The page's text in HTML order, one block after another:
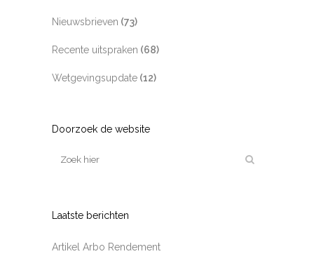
Nieuwsbrieven (73)
Recente uitspraken (68)
Wetgevingsupdate (12)
Doorzoek de website
Laatste berichten
Artikel Arbo Rendement